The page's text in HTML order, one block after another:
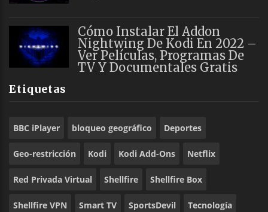
Cómo Instalar El Addon
Nightwing De Kodi En 2022 –
Ver Películas, Programas De
TV Y Documentales Gratis
Etiquetas
BBC iPlayer bloqueo geográfico Deportes
Geo-restricción Kodi Kodi Add-Ons Netflix
Red Privada Virtual Shellfire Shellfire Box
Shellfire VPN Smart TV SportsDevil Tecnología